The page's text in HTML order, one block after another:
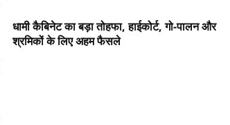
धामी कैबिनेट का बड़ा तोहफा, हाईकोर्ट, गो-पालन और
श्रमिकों के लिए अहम फैसले